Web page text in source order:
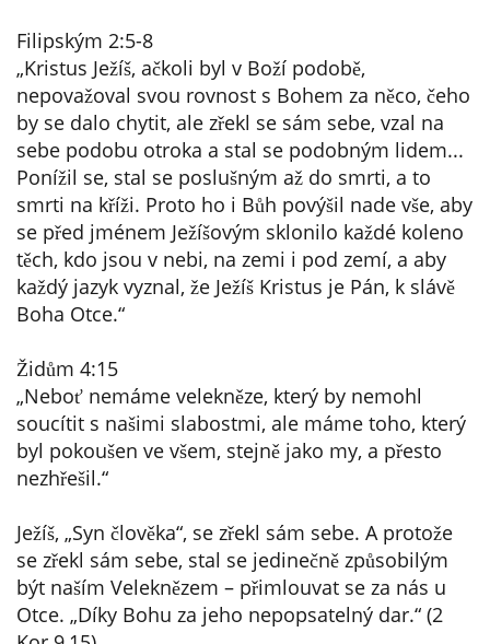
Filipským 2:5-8
„Kristus Ježíš, ačkoli byl v Boží podobě,
nepovažoval svou rovnost s Bohem za něco, čeho
by se dalo chytit, ale zřekl se sám sebe, vzal na
sebe podobu otroka a stal se podobným lidem...
Ponížil se, stal se poslušným až do smrti, a to
smrti na kříži. Proto ho i Bůh povýšil nade vše, aby
se před jménem Ježíšovým sklonilo každé koleno
těch, kdo jsou v nebi, na zemi i pod zemí, a aby
každý jazyk vyznal, že Ježíš Kristus je Pán, k slávě
Boha Otce.“
Židům 4:15
„Neboť nemáme velekněze, který by nemohl
soucítit s našimi slabostmi, ale máme toho, který
byl pokoušen ve všem, stejně jako my, a přesto
nezhřešil.“
Ježíš, „Syn člověka“, se zřekl sám sebe. A protože
se zřekl sám sebe, stal se jedinečně způsobilým
být naším Veleknězem – přimlouvat se za nás u
Otce. „Díky Bohu za jeho nepopsatelný dar.“ (2